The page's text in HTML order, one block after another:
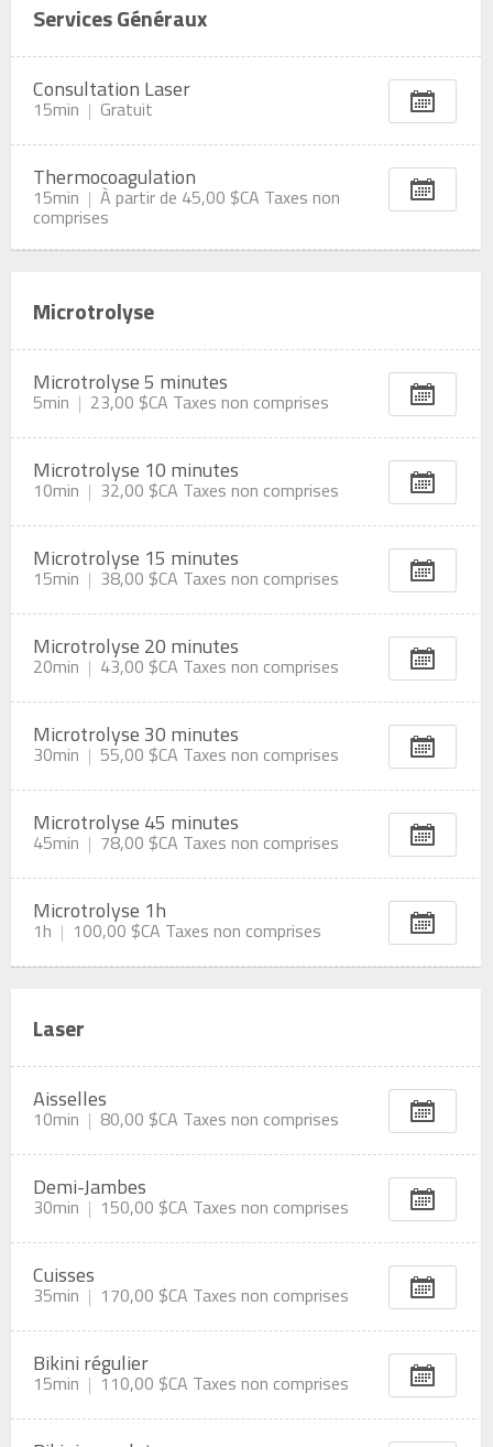
Services Généraux
Consultation Laser
15min Gratuit
Thermocoagulation
15min À partir de 45,00 $CA Taxes non
comprises
Microtrolyse
Microtrolyse 5 minutes
5min 23,00 $CA Taxes non comprises
Microtrolyse 10 minutes
10min 32,00 $CA Taxes non comprises
Microtrolyse 15 minutes
15min 38,00 $CA Taxes non comprises
Microtrolyse 20 minutes
20min 43,00 $CA Taxes non comprises
Microtrolyse 30 minutes
30min 55,00 $CA Taxes non comprises
Microtrolyse 45 minutes
45min 78,00 $CA Taxes non comprises
Microtrolyse 1h
1h 100,00 $CA Taxes non comprises
Laser
Aisselles
10min 80,00 $CA Taxes non comprises
Demi-Jambes
30min 150,00 $CA Taxes non comprises
Cuisses
35min 170,00 $CA Taxes non comprises
Bikini régulier
15min 110,00 $CA Taxes non comprises